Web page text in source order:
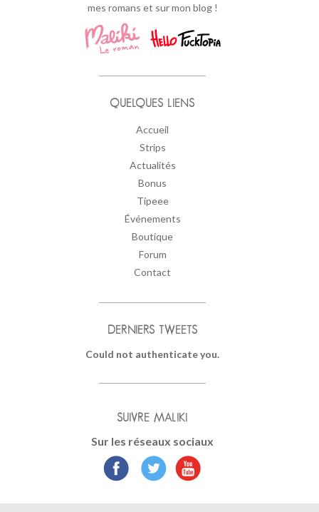
mes romans et sur mon blog !
QUELQUES LIENS
Accueil
Strips
Actualités
Bonus
Tipeee
Événements
Boutique
Forum
Contact
DERNIERS TWEETS
Could not authenticate you.
SUIVRE MALIKI
Sur les réseaux sociaux